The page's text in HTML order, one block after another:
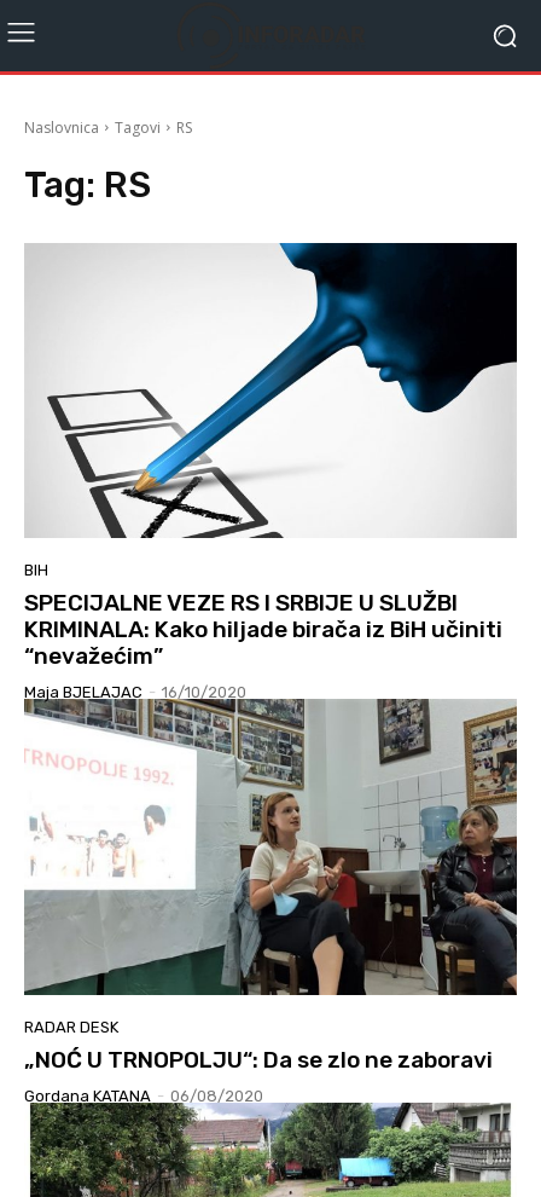
Naslovnica Tagovi RS
Tag: RS
BIH
SPECIJALNE VEZE RS I SRBIJE U SLUŽBI
KRIMINALA: Kako hiljade birača iz BiH učiniti
“nevažećim”
Maja BJELAJAC - 16/10/2020
RADAR DESK
„NOĆ U TRNOPOLJU“: Da se zlo ne zaboravi
Gordana KATANA - 06/08/2020